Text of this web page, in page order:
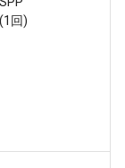
(1回)